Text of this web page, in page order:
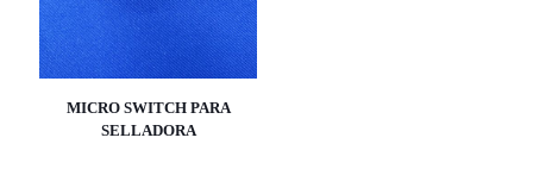
MICRO SWITCH PARA
SELLADORA